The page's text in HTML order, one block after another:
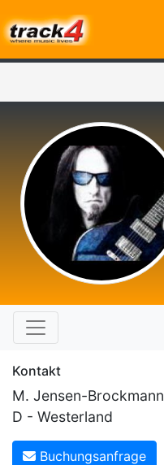
Kontakt
M. Jensen-Brockmann
D - Westerland
Buchungsanfrage